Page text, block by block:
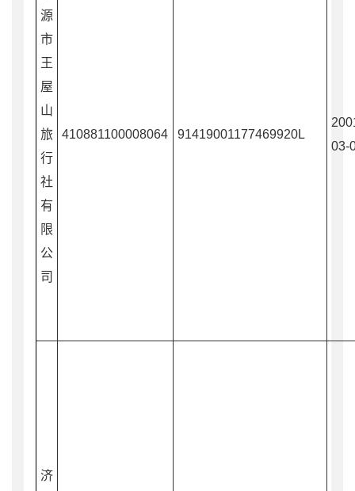
源
市
王
屋
山
旅
行
社
有
限
公
司
410881100008064 91419001177469920L
03-
济